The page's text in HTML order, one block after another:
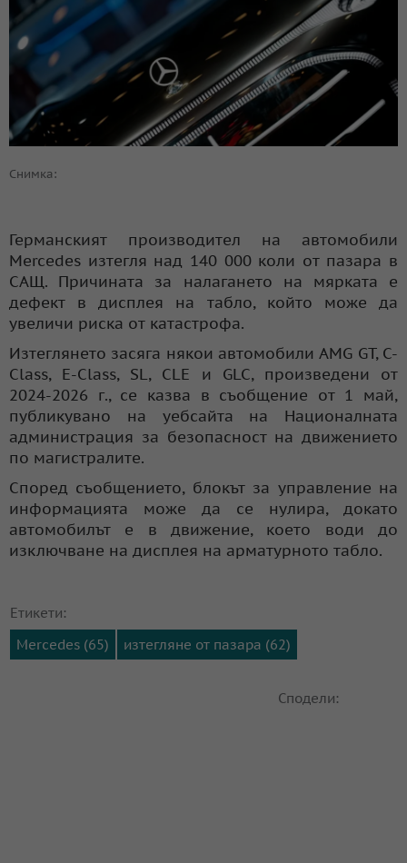
Снимка:
Германският производител на автомобили
Mercedes изтегля над 140 000 коли от пазара в
САЩ. Причината за налагането на мярката е
дефект в дисплея на табло, който може да
увеличи риска от катастрофа.
Изтеглянето засяга някои автомобили AMG GT, C-
Class, E-Class, SL, CLE и GLC, произведени от
2024-2026 г., се казва в съобщение от 1 май,
публикувано на уебсайта на Националната
администрация за безопасност на движението
по магистралите.
Според съобщението, блокът за управление на
информацията може да се нулира, докато
автомобилът е в движение, което води до
изключване на дисплея на арматурното табло.
Етикети:
Mercedes (65)
изтегляне от пазара (62)
Сподели: